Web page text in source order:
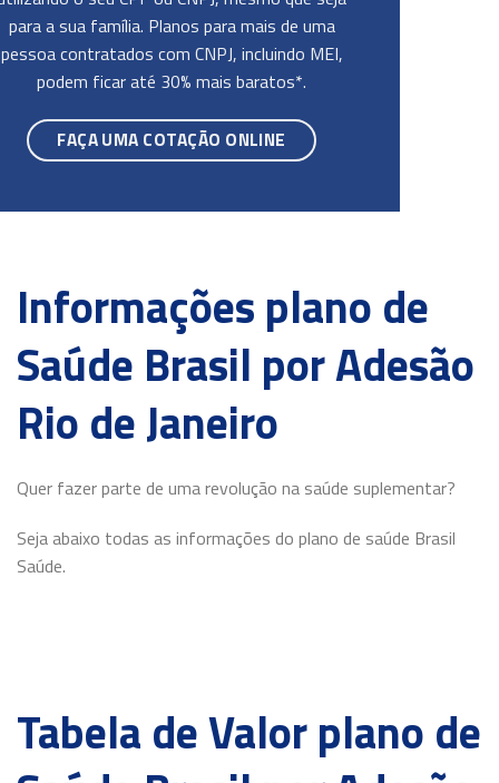
para a sua família. Planos para mais de uma
pessoa contratados com CNPJ, incluindo MEI,
podem ficar até 30% mais baratos*.
FAÇA UMA COTAÇÃO ONLINE
Informações plano de
Saúde Brasil por Adesão
Rio de Janeiro
Quer fazer parte de uma revolução na saúde suplementar?
Seja abaixo todas as informações do plano de saúde Brasil
Saúde.
Tabela de Valor plano de